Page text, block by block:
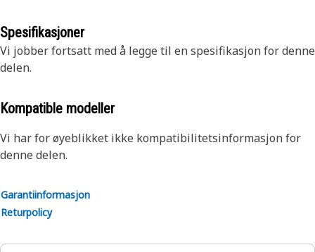
Spesifikasjoner
Vi jobber fortsatt med å legge til en spesifikasjon for denne
delen.
Kompatible modeller
Vi har for øyeblikket ikke kompatibilitetsinformasjon for
denne delen.
Garantiinformasjon
Returpolicy